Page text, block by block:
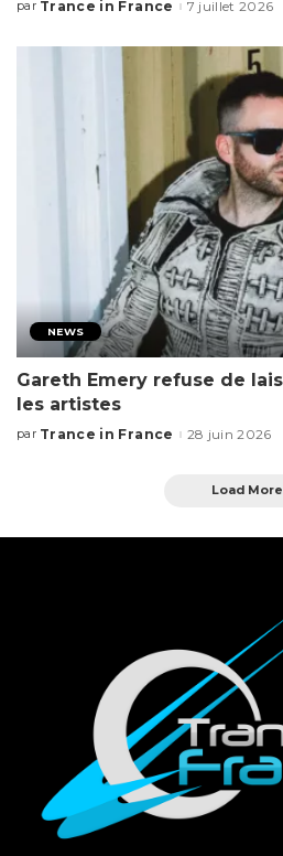
par Trance in France 7 juillet 2026
NEWS
Gareth Emery refuse de
les artistes
par Trance in France 28 juin 2026
Load More